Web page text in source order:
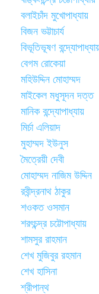
বলাইচাঁদ মুখোপাধ্যায়
বিজন ভট্টাচার্য
বিভূতিভূষণ
বেগম রোকেয়া
মহিউদ্দিন মোহাম্মদ
মাইকেল মধুসূদন দত্ত
মানিক বন্দ্যোপাধ্যায়
মির্চা এলিয়াদ
মুহাম্মদ ইউনুস
মৈত্রেয়ী দেবী
মোহাম্মদ নাজিম উদ্দিন
রবীন্দ্রনাথ ঠাকুর
শওকত ওসমান
শরৎচন্দ্র চট্টোপাধ্যায়
শামসুর রাহমান
শেখ মুজিবুর রহমান
শেখ হাসিনা
শ্রীপান্থ